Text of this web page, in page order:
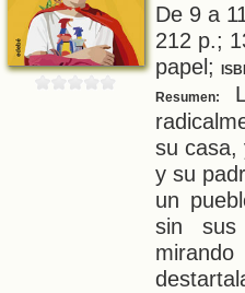
De 9 a
212 p.;
papel;
Resumen:
su casa,
y su
un
sin sus